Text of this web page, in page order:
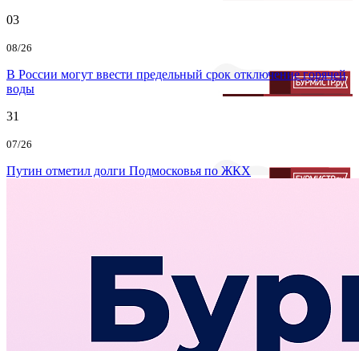
03
08/26
В России могут ввести предельный срок отключение горячей
воды
31
07/26
Путин отметил долги Подмосковья по ЖКХ